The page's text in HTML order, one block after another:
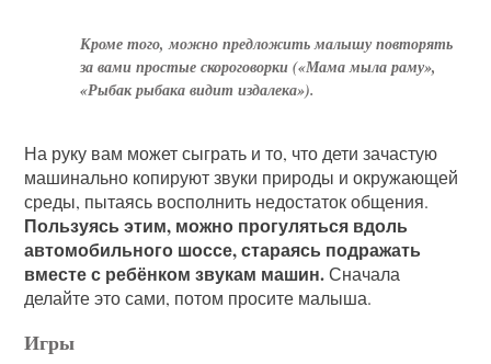
Кроме того, можно предложить малышу повторять
за вами простые скороговорки («Мама мыла раму»,
«Рыбак рыбака видит издалека»).
На руку вам может сыграть и то, что дети зачастую
машинально копируют звуки природы и окружающей
среды, пытаясь восполнить недостаток общения.
Пользуясь этим, можно прогуляться вдоль
автомобильного шоссе, стараясь подражать
вместе с ребёнком звукам машин.Сначала
делайте это сами, потом просите малыша.
Игры